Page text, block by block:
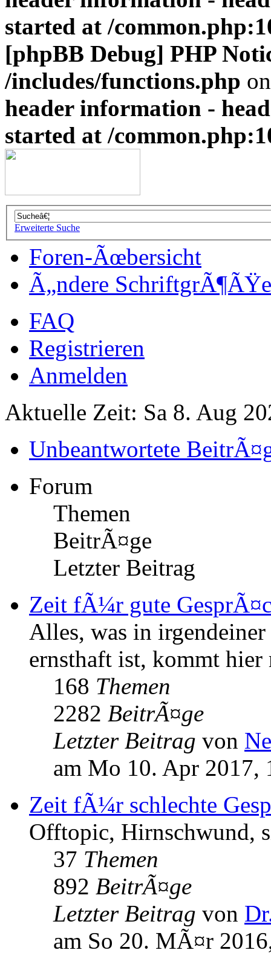
started at /
[phpBB Debug] PHP
/includes/functions.php
header information -
started at /
Erweiterte Suche
Foren-Ãœbersicht
Ã„ndere SchriftgrÃ¶ÃŸe
FAQ
Registrieren
Anmelden
Aktuelle Zeit: Sa 8. Aug
Unbeantwortete
Forum
Themen
BeitrÃ¤ge
Letzter Beitrag
Zeit fÃ¼r gute
Alles, was in irgendeiner
ernsthaft ist, kommt hier
168 Themen
2282 BeitrÃ¤ge
Letzter Beitrag von
am Mo 10. Apr 2017,
Zeit fÃ¼r schlechte
Offtopic, Hirnschwund,
37 Themen
892 BeitrÃ¤ge
Letzter Beitrag von
am So 20. MÃ¤r